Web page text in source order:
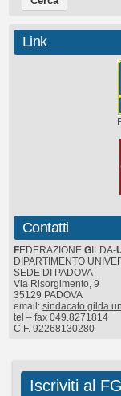
Link
Contatti
FEDERAZIONE G ILDA-
DIPARTIMENTO
SEDE DI PADOVA
Via Risorgimento, 9
35129 PADOVA
email:
tel – fax 049.8271814
C.F. 92268130280
Iscriviti al